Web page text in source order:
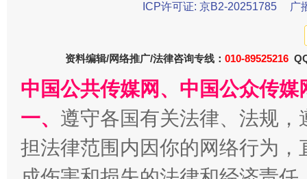
魏明
ICP许可证: 京B2-20251785
广
资料编辑/网络推广/法律咨询专线： 010-89525216
中国公共传媒网、中国公众传
一、 遵守各国有关法律、法规
担法律范围内因你的网络行为